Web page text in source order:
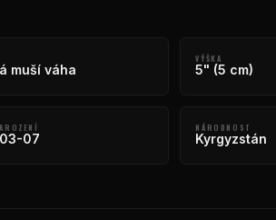
muší váha
VÝŠKA
5" (5 cm)
07
NÁRODNOST
Kyrgyzstán